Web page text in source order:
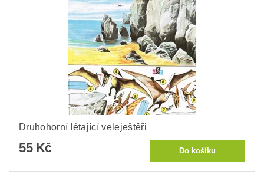
Druhohorní létající veleještěři
55 Kč